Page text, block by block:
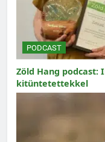
PODCAST
Zöld Hang podcast:
kitüntetettekkel